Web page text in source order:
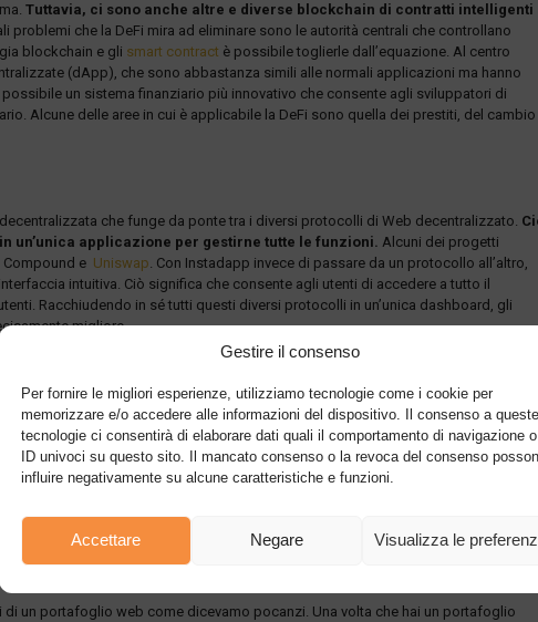
Gestire il consenso
Per fornire le migliori esperienze, utilizziamo tecnologie come i cookie per
memorizzare e/o accedere alle informazioni del dispositivo. Il consenso a queste
tecnologie ci consentirà di elaborare dati quali il comportamento di navigazione
ID univoci su questo sito. Il mancato consenso o la revoca del consenso
influire negativamente su alcune caratteristiche e funzioni.
Accettare Negare Visualizza le
Tuttavia, ci sono anche altre e diverse blockchain di contratti intelligenti
problemi che la DeFi mira ad eliminare sono le autorità centrali che controllano
blockchain e gli smart contract è possibile toglierle dall’equazione. Al centro
(dApp), che sono abbastanza simili alle normali applicazioni ma hanno
un sistema finanziario più innovativo che consente agli sviluppatori di
Alcune delle aree in cui è applicabile la DeFi sono quella dei prestiti, del cambio
che funge da ponte tra i diversi protocolli di Web decentralizzato.
un’unica applicazione per gestirne tutte le funzioni. Alcuni dei progetti
e Uniswap. Con Instadapp invece di passare da un protocollo all’altro,
intuitiva. Ciò significa che consente agli utenti di accedere a tutto il
Racchiudendo in sé tutti questi diversi protocolli in un’unica dashboard, gli
migliore.
l’utente ha bisogno è un portafoglio web Ethereum. Un esempio di portafoglio
davvero facile da installare. Una volta che l’utente ha installato un portafoglio
di Instadapp. Instadapp utilizza contratti intelligenti che prendono il semplice
L’applicazione esegue quindi questi contratti, offrendo agli utenti un
delle proprie risorse.La cosa ancora più interessante di questa app è che
. Tuttavia, non sarà completamente gratuita per gli utenti poiché dovranno
i contratti sulla blockchain di Ethereum. Grazie all’utilizzo degli smart
funzioni quali: Offrire prestiti; Chiedere prestiti; Scambio di
un portafoglio web come dicevamo pocanzi. Una volta che hai un portafoglio